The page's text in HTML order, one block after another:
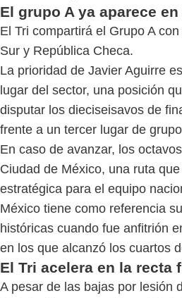
El grupo A ya aparece
El Tri compartirá el Grupo A
Sur y República Checa.
La prioridad de Javier Aguirre
lugar del sector, una posición
disputar los dieciseisavos de
frente a un tercer lugar de
En caso de avanzar, los
Ciudad de México, una ruta
estratégica para el equipo
México tiene como referencia
históricas cuando fue anfitrión
en los que alcanzó los cuartos
El Tri acelera en la recta
A pesar de las bajas por lesión